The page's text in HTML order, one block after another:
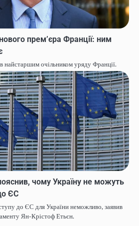
прем’єра Франції: ним
найстаршим очільником уряду Франції.
чому Україну не можуть
ЄС
до ЄС для України неможливо, заявив
Ян-Крістоф Етьєн.